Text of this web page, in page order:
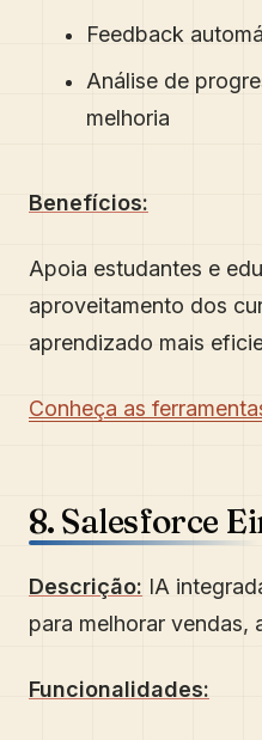
Feedback
Análise de
melhoria
Benefícios:
Apoia estudantes e
aproveitamento dos
aprendizado mais
Conheça as
8. Salesforce
Descrição: IA
para melhorar vendas,
Funcionalidades: